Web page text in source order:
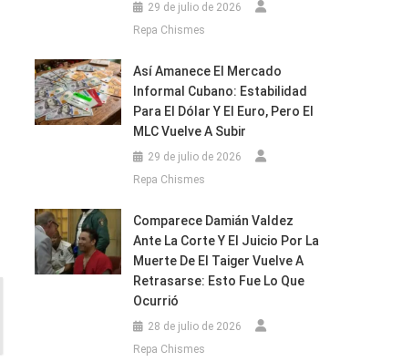
29 de julio de 2026
Repa Chismes
Así Amanece El Mercado
Informal Cubano: Estabilidad
Para El Dólar Y El Euro, Pero El
MLC Vuelve A Subir
29 de julio de 2026
Repa Chismes
Comparece Damián Valdez
Ante La Corte Y El Juicio Por La
Muerte De El Taiger Vuelve A
Retrasarse: Esto Fue Lo Que
Ocurrió
28 de julio de 2026
Repa Chismes